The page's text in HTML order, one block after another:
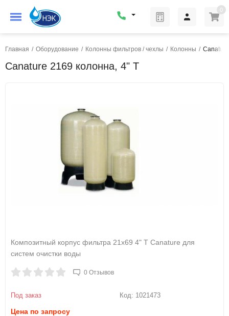
0
Главная / Оборудование / Колонны фильтров / чехлы / Колонны /
Canature 2169 колонна, 4" T
Композитный корпус фильтра 21x69 4" T Canature для
систем очистки воды
0 Отзывов
Под заказ Код: 1021473
Цена по запросу